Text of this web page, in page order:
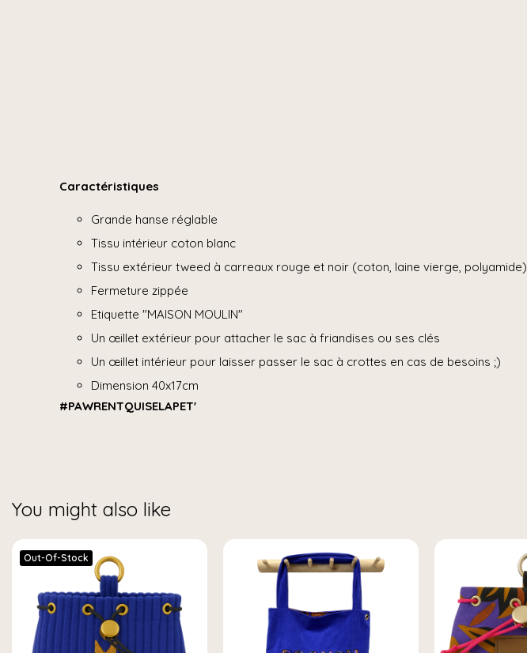
Caractéristiques
Grande hanse réglable
Tissu intérieur coton blanc
Tissu extérieur tweed à carreaux rouge et noir (coton, laine vierge, polyamide)
Fermeture zippée
Etiquette "MAISON MOULIN"
Un œillet extérieur pour attacher le sac à friandises ou ses clés
Un œillet intérieur pour laisser passer le sac à crottes en cas de besoins ;)
Dimension 40x17cm
#PAWRENTQUISELAPET'
You might also like
Out-Of-Stock